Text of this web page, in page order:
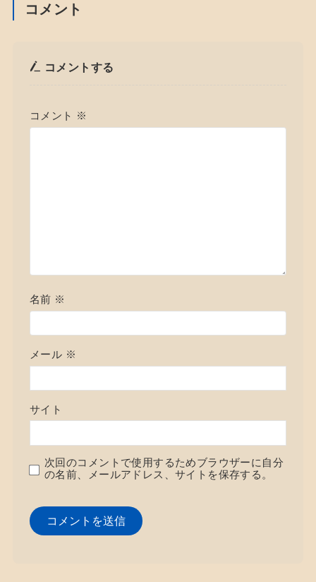
コメント
コメントする
コメント ※
名前 ※
メール ※
サイト
次回のコメントで使用するためブラウザーに自分
の名前、メールアドレス、サイトを保存する。